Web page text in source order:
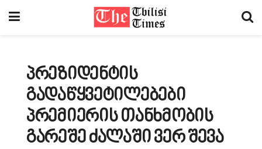
პრეზიდენტის
გადაწყვეტილებები
პრემიერის თანხმობის
გარეშე ძალაში ვერ შევა